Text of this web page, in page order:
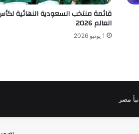
قائمة منتخب السعودية النهائية
العالم 2026
1 يونيو 2026